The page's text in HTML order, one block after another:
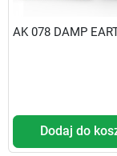
AK 078 DAMP
Dodaj do